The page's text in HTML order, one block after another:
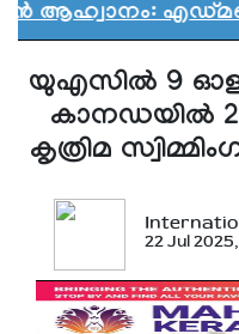
എഡ്മണ്ടൻ
യുഎസില്‍ 9 ഓളം
കാനഡയില്‍
കൃത്രിമ
22 Jul